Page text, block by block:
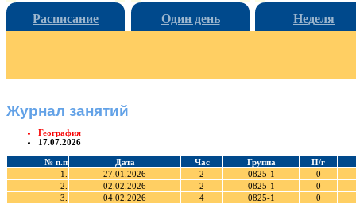
Расписание Один день Неделя
Журнал занятий
География
17.07.2026
№ п.п Дата Час Группа
П/г
1.
27.01.2026 2 0825-1
0
2.
02.02.2026 2 0825-1
0
3.
04.02.2026 4 0825-1
0